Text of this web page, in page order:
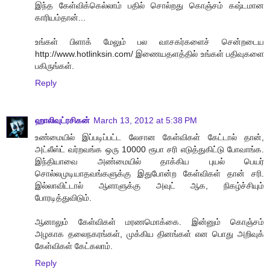
இந்த கேள்விக்கெல்லாம் பதில் சொல்றது கொஞ்சம் கஷ்டமான
காரியம்தான்...
உங்கள் பிளாக் மேலும் பல வாசகர்களைச் சென்றடைய
http://www.hotlinksin.com/ இணையதளத்தில் உங்கள் பதிவுகளை
பகிருங்கள்.
Reply
ஹாலிவுட்ரசிகன் March 13, 2012 at 5:38 PM
உண்மையில் இப்படிப்பட்ட லேசான கேள்விகள் கேட்டால் தான்,
அட்லீஸ்ட் வர்றவங்க ஒரு 10000 ரூபா சரி எடுத்துகிட்டு போவாங்க.
இந்தியாவை அண்மையில் தாக்கிய புயல் பெயர்
சொல்லமுடியாதவங்களுக்கு இதுபோன்ற கேள்விகள் தான் சரி.
இல்லாவிட்டால் ஆளாளுக்கு அவுட் ஆக, நிகழ்ச்சியும்
போரடித்துவிடும்.
ஆனாலும் கேள்விகள் மரணமொக்கை. இன்னும் கொஞ்சம்
அழகாக தலைநகரங்கள், முக்கிய தினங்கள் என பொது அறிவுக்
கேள்விகள் கேட்கலாம்.
Reply